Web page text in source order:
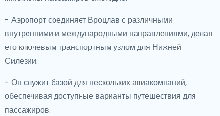
- Аэропорт соединяет Вроцлав с различными
внутренними и международными направлениями, делая
его ключевым транспортным узлом для Нижней
Силезии.
- Он служит базой для нескольких авиакомпаний,
обеспечивая доступные варианты путешествия для
пассажиров.